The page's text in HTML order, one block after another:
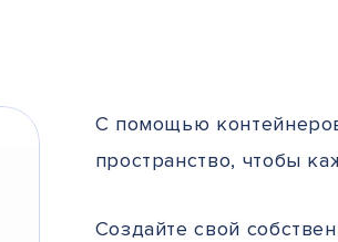
С помощью
пространство, чтобы
Создайте свой